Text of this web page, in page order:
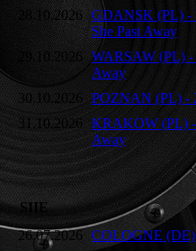
28.10.2026 GDANSK (PL) -
She Past Away
29.10.2026 WARSAW (PL)
Away
30.10.2026
POZNAN (PL) -
31.10.2026 KRAKOW (PL) -
Away
SIIE
26.07.2026
COLOGNE